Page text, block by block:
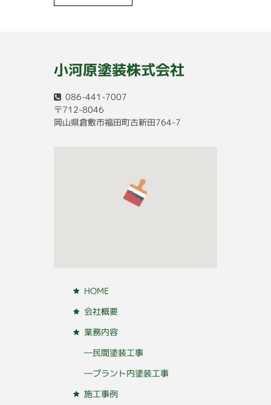
小河原塗装株式会社
086-441-7007
〒712-8046
岡山県倉敷市福田町古新田764-7
HOME
会社概要
業務内容
―民間塗装工事
―プラント内塗装工事
施工事例